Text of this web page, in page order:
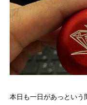
本日も一日があっとい